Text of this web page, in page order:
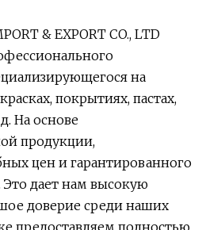
& EXPORT CO., LTD
на
покрытиях, пастах,
На основе
продукции,
цен и гарантированного
дает нам высокую
доверие среди наших
предоставляем полностью